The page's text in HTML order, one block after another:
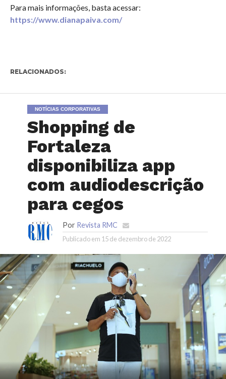
Para mais informações, basta acessar:
https://www.dianapaiva.com/
RELACIONADOS:
NOTÍCIAS CORPORATIVAS
Shopping de
Fortaleza
disponibiliza app
com audiodescrição
para cegos
Por Revista RMC
Publicado em 15 de dezembro de 2022